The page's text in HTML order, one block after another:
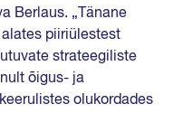
Berlaus. „Tänane
piiriülestest
strateegiliste
õigus- ja
olukordades